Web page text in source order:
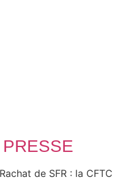
de SFR : la CFTC